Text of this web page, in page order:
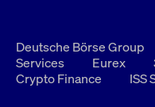
Deutsche Börse Group
Services
Eurex
Crypto Finance
ISS